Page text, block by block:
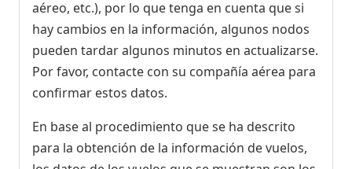
aéreo, etc.), por lo que tenga en cuenta que si
hay cambios en la información, algunos nodos
pueden tardar algunos minutos en actualizarse.
Por favor, contacte con su compañía aérea para
confirmar estos datos.
En base al procedimiento que se ha descrito
para la obtención de la información de vuelos,